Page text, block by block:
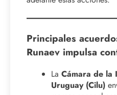
Principales
Runaev impulsa
La Cámara de la
Uruguay (Cilu)